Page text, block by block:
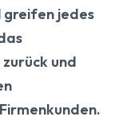
jedes
und